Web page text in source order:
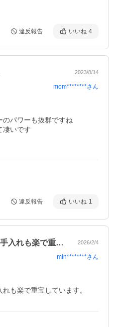
違反報告 いいね 4
2023/8/14
mom********さん
パワーも抜群ですね
凄いです
違反報告 いいね 1
音が結構大きいですが、手入れも楽で重宝… 2026/2/4
min********さん
も楽で重宝しています。